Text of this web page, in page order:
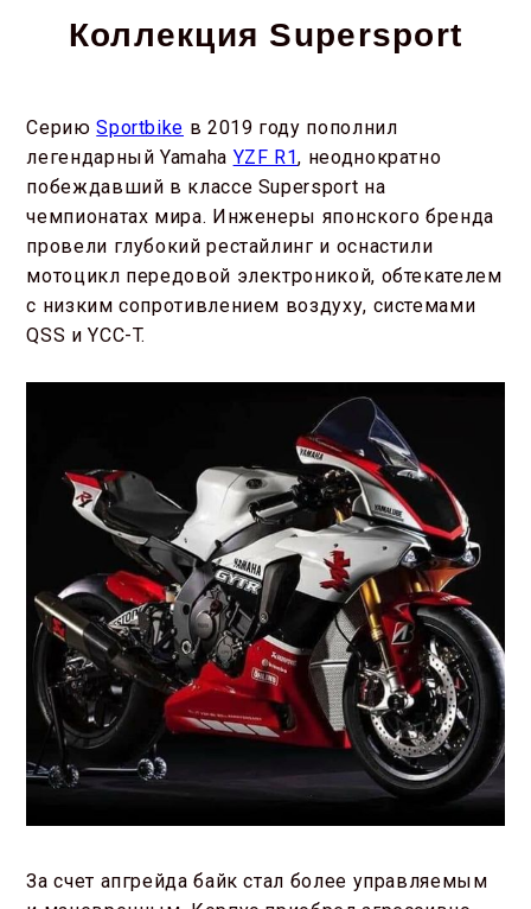
Коллекция Supersport
СериюSportbike в 2019 году пополнил
легендарный Yamaha YZF R1, неоднократно
побеждавший в классе Supersport на
чемпионатах мира. Инженеры японского бренда
провели глубокий рестайлинг и оснастили
мотоцикл передовой электроникой, обтекателем
с низким сопротивлением воздуху, системами
QSS и YCC-T.
За счет апгрейда байк стал более управляемым